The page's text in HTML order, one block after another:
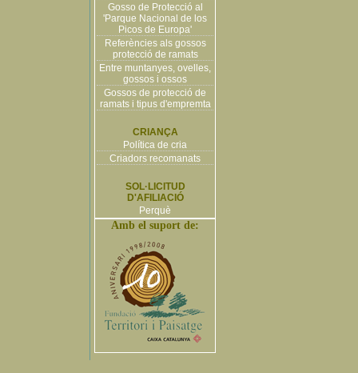
Gosso de Protecció al
'Parque Nacional de los
Picos de Europa'
Referències als gossos
protecció de ramats
Entre muntanyes, ovelles,
gossos i ossos
Gossos de protecció de
ramats i tipus d'empremta
CRIANÇA
Política de cria
Criadors recomanats
SOL·LICITUD
D'AFILIACIÓ
Perquè
Amb el suport de: